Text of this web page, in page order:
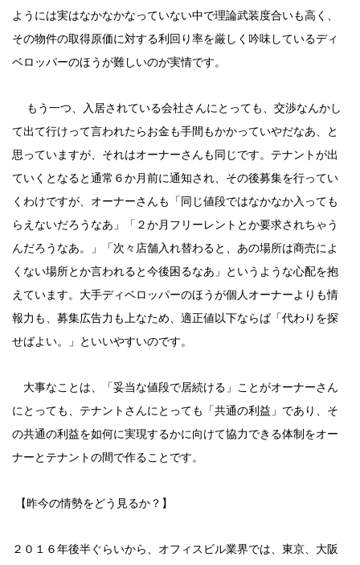
ようには実はなかなかなっていない中で理論武装度合いも高く、
その物件の取得原価に対する利回り率を厳しく吟味しているディ
ベロッパーのほうが難しいのが実情です。
もう一つ、入居されている会社さんにとっても、交渉なんかし
て出て行けって言われたらお金も手間もかかっていやだなあ、と
思っていますが、それはオーナーさんも同じです。テナントが出
ていくとなると通常６か月前に通知され、その後募集を行ってい
くわけですが、オーナーさんも「同じ値段ではなかなか入っても
らえないだろうなあ」「２か月フリーレントとか要求されちゃう
んだろうなあ。」「次々店舗入れ替わると、あの場所は商売によ
くない場所とか言われると今後困るなあ」というような心配を抱
えています。大手ディベロッパーのほうが個人オーナーよりも情
報力も、募集広告力も上なため、適正値以下ならば「代わりを探
せばよい。」といいやすいのです。
大事なことは、「妥当な値段で居続ける」ことがオーナーさん
にとっても、テナントさんにとっても「共通の利益」であり、そ
の共通の利益を如何に実現するかに向けて協力できる体制をオー
ナーとテナントの間で作ることです。
【昨今の情勢をどう見るか？】
２０１６年後半ぐらいから、オフィスビル業界では、東京、大阪